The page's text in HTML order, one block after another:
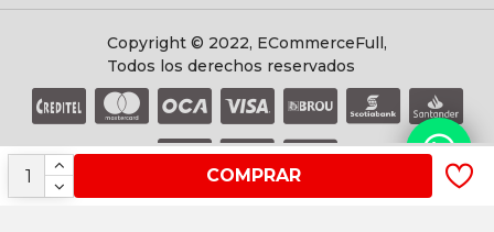
COMPRAR
Copyright © 2022, ECommerceFull,
Todos los derechos reservados